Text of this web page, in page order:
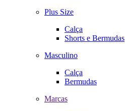
Plus Size
Calça
Shorts e Bermudas
Masculino
Calça
Bermudas
Marcas